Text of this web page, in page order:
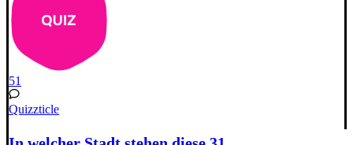
51
Quizzticle